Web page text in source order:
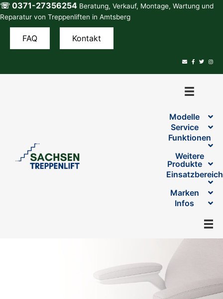
Zum
Inhalt
springen
☏ 0371-27356254 Beratung, Verkauf, Montage, Wartung und
Reparatur von Treppenliften in Amtsberg
FAQ Kontakt
Modelle
Service
Funktionen
Weitere
Produkte
Marken
Infos